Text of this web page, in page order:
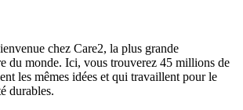
chez Care2, la plus grande
du monde. Ici, vous trouverez 45 millions de
les mêmes idées et qui travaillent pour le
durables.